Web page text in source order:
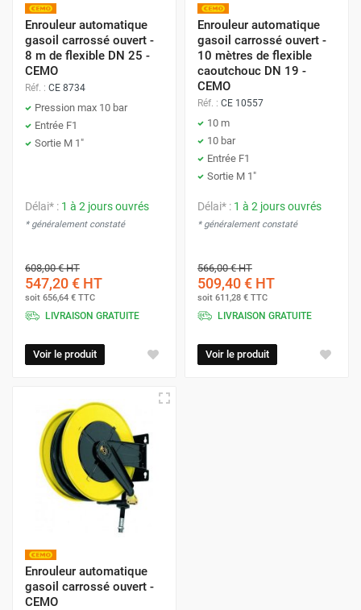
Construction :
Modèles carrossés (ouverts) pour une
protection maximale du mécanisme.
Résistance :Conçus pour une haute pression
(jusqu'à 10 bar) et compatibles avec le caoutchouc
du flexible résistant aux hydrocarbures.
Longueurs de Flexible
Pour s'adapter à toutes les configurations d'atelier ou de
chantier, nos enrouleurs sont disponibles avec différentes
8 mètres(idéal pour les stations compactes comme
10 mètres.
15 mètres(pour les ravitaillements nécessitant une
Optimisez votre poste de ravitaillement en gasoil ou GNR.
Choisissez nos enrouleurs automatiques professionnels
pour la sécurité, la propreté et la performance.
Enrouleur automatique
gasoil carrossé ouvert -
8 m de flexible DN 25 -
CEMO
Réf. : CE 8734
Pression max 10 bar
Entrée F1
Sortie M 1"
Délai* : 1 à 2 jours ouvrés
* généralement constaté
608,00 €HT
547,20 € HT
soit 656,64 € TTC
LIVRAISON GRATUITE
Voir le produit
Enrouleur automatique
gasoil carrossé ouvert -
10 mètres de flexible
caoutchouc DN 19 -
CEMO
Réf. : CE 10557
10 m
10 bar
Entrée F1
Sortie M 1"
Délai* : 1 à 2 jours ouvrés
* généralement constaté
566,00 €HT
509,40 € HT
soit 611,28 € TTC
LIVRAISON GRATUITE
Voir le produit
Enrouleur automatique
gasoil carrossé ouvert -
CEMO